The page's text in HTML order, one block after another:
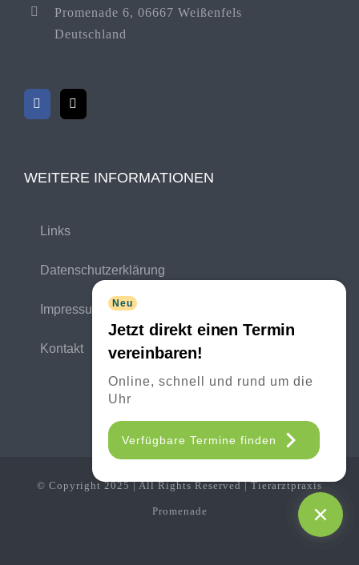
Neu
Jetzt direkt einen Termin
vereinbaren!
Online, schnell und rund um die
Uhr
Verfügbare Termine finden
Promenade 6, 06667 Weißenfels
Deutschland
WEITERE INFORMATIONEN
Links
Datenschutzerklärung
Impressum
Kontakt
© Copyright 2025 | All Rights Reserved | Tierarztpraxis
Promenade